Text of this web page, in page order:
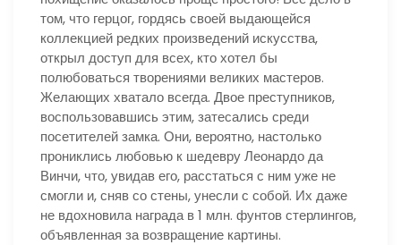
том, что герцог, гордясь своей выдающейся
коллекцией редких произведений искусства,
открыл доступ для всех, кто хотел бы
полюбоваться творениями великих мастеров.
Желающих хватало всегда. Двое преступников,
воспользовавшись этим, затесались среди
посетителей замка. Они, вероятно, настолько
прониклись любовью к шедевру Леонардо да
Винчи, что, увидав его, расстаться с ним уже не
смогли и, сняв со стены, унесли с собой. Их даже
не вдохновила награда в 1 млн. фунтов стерлингов,
объявленная за возвращение картины.